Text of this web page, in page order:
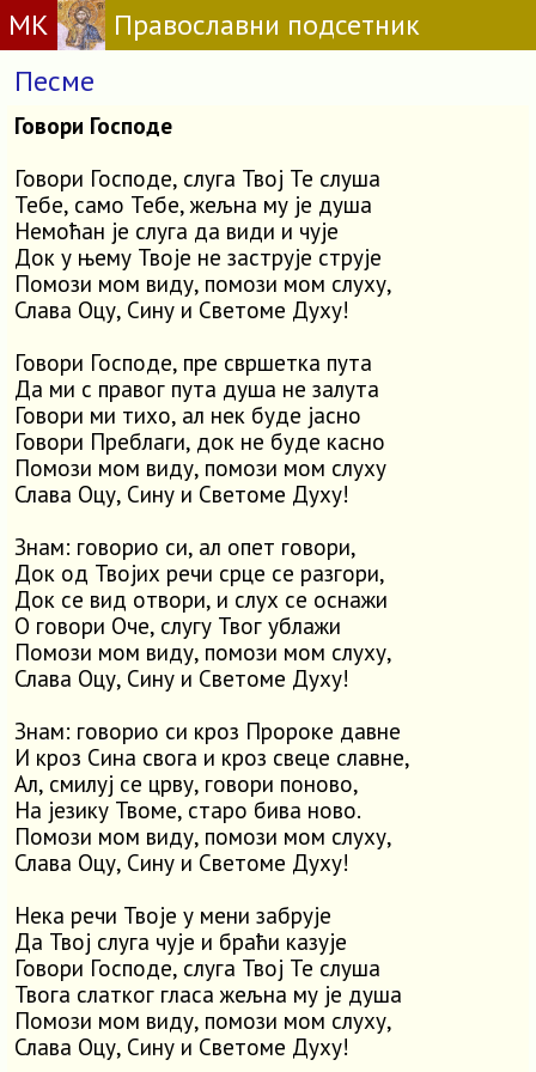
МК
Православни подсетник
Песме
Говори Господе
Говори Господе, слуга Твој Те слуша
Тебе, само Тебе, жељна му је душа
Немоћан је слуга да види и чује
Док у њему Твоје не заструје струје
Помози мом виду, помози мом слуху,
Слава Оцу, Сину и Светоме Духу!
Говори Господе, пре свршетка пута
Да ми с правог пута душа не залута
Говори ми тихо, ал нек буде јасно
Говори Преблаги, док не буде касно
Помози мом виду, помози мом слуху
Слава Оцу, Сину и Светоме Духу!
Знам: говорио си, ал опет говори,
Док од Твојих речи срце се разгори,
Док се вид отвори, и слух се оснажи
О говори Оче, слугу Твог ублажи
Помози мом виду, помози мом слуху,
Слава Оцу, Сину и Светоме Духу!
Знам: говорио си кроз Пророке давне
И кроз Сина свога и кроз свеце славне,
Ал, смилуј се црву, говори поново,
На језику Твоме, старо бива ново.
Помози мом виду, помози мом слуху,
Слава Оцу, Сину и Светоме Духу!
Нека речи Твоје у мени забрује
Да Твој слуга чује и браћи казује
Говори Господе, слуга Твој Те слуша
Твога слатког гласа жељна му је душа
Помози мом виду, помози мом слуху,
Слава Оцу, Сину и Светоме Духу!